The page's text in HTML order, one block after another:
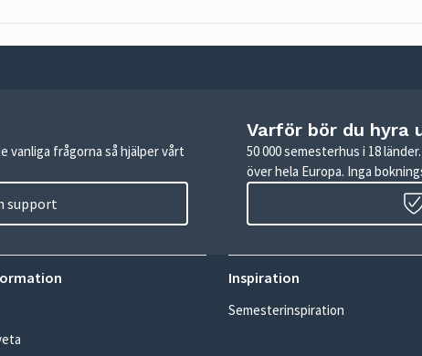
vanliga frågorna så hjälper vårt
support
Varför bör du hyra
50 000 semesterhus i 18
över hela Europa. Inga
Inspiration
Semesterinspiration